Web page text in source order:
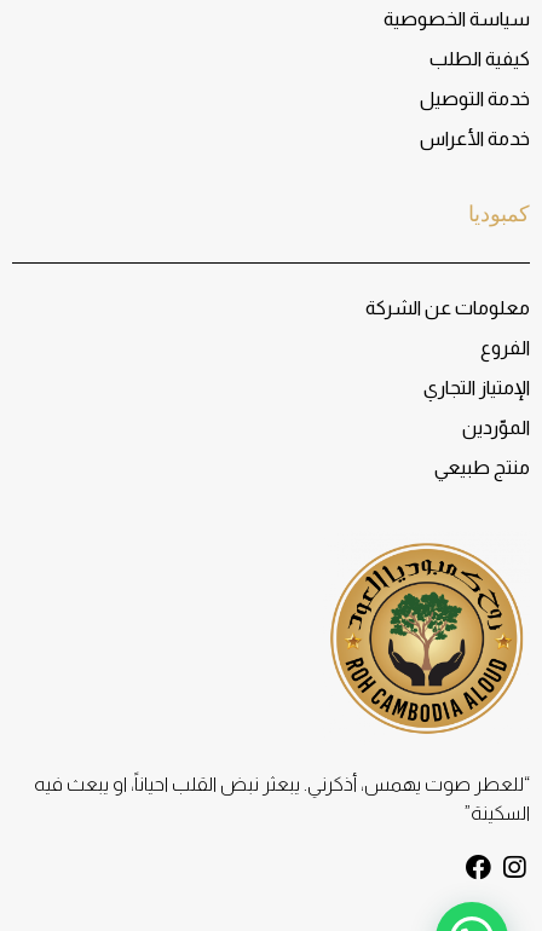
“للعطر صوت يهمس، أذكرني. يبعثر نبض القلب احياناً، او يبعث فيه
السكينة”
I
s
F
c
كمبوديا
معلومات عن الشركة
الفروع
الإمتياز التجاري
الموّردين
منتج طبيعي
سياسة الخصوصية
كيفية الطلب
خدمة التوصيل
خدمة الأعراس